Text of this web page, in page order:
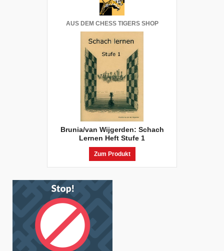
AUS DEM CHESS TIGERS SHOP
Brunia/van Wijgerden: Schach
Lernen Heft Stufe 1
Zum Produkt